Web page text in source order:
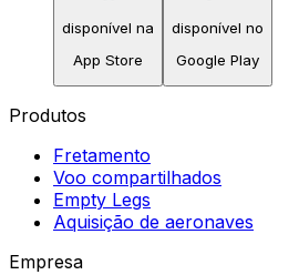
disponível na
App Store
disponível no
Google Play
Produtos
Fretamento
Voo compartilhados
Empty Legs
Aquisição de aeronaves
Empresa